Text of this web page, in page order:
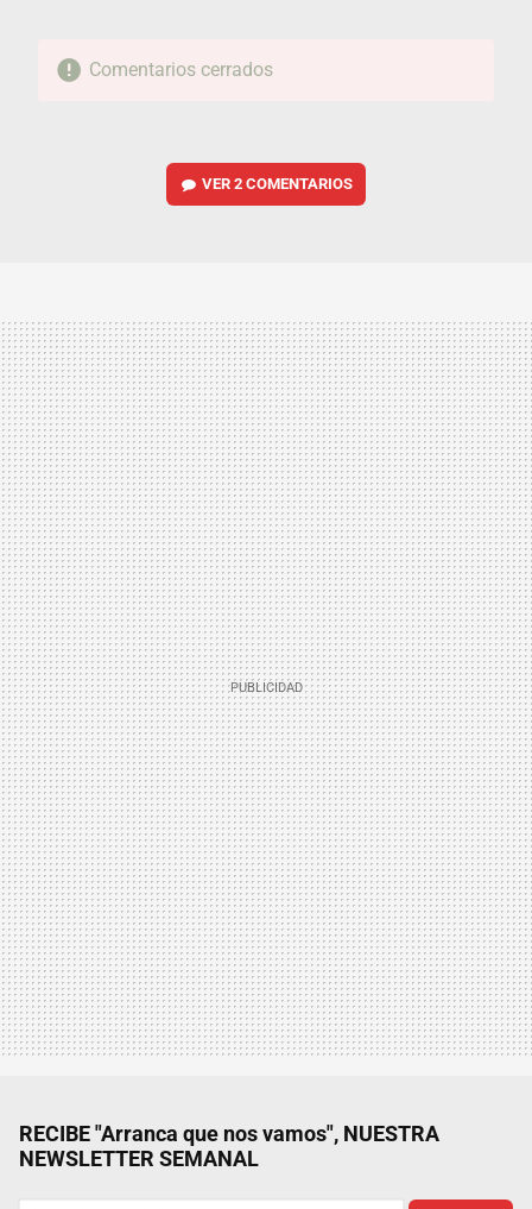
Comentarios cerrados
VER2 COMENTARIOS
RECIBE "Arranca que nos vamos", NUESTRA
NEWSLETTER SEMANAL